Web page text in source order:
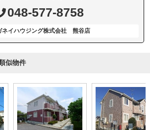
048-577-8758
ネイハウジング株式会社 熊谷店
似物件